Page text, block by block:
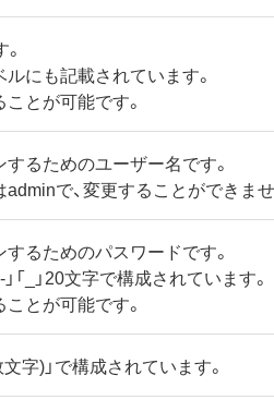
にも記載されています。
とが可能です。
るためのユーザー名です。
で、変更することができま
るためのパスワードです。
「_」20文字で構成されています。
とが可能です。
字)」で構成されています。